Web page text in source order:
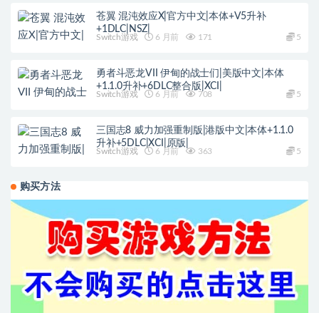
苍翼 混沌效应X|官方中文|本体+V5升补
+1DLC|NSZ|
Switch游戏 6 月前 171 5
勇者斗恶龙VII 伊甸的战士们|美版中文|本体
+1.1.0升补+6DLC整合版|XCI|
Switch游戏 6 月前 708 5
三国志8 威力加强重制版|港版中文|本体+1.1.0
升补+5DLC|XCI|原版|
Switch游戏 6 月前 363 5
购买方法